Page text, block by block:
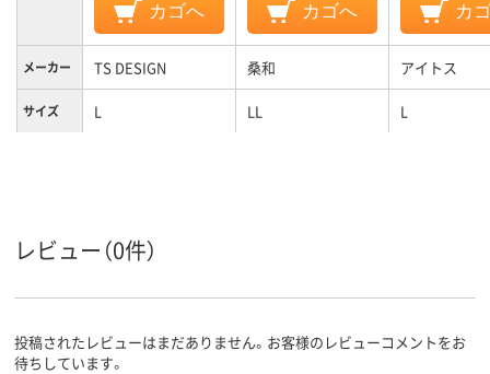
カゴへ カゴへ カ
メーカー TS DESIGN 桑和 アイトス
サイズ L LL L
レビュー（0件）
投稿されたレビューはまだありません。お客様のレビューコメントをお
待ちしています。